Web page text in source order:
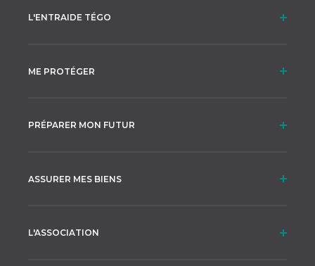
L'ENTRAIDE TÉGO
ME PROTÉGER
PRÉPARER MON FUTUR
ASSURER MES BIENS
L'ASSOCIATION